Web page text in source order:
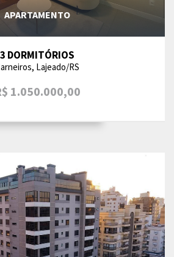
APARTAMENTO
3 DORMITÓRIOS
Lajeado/RS
1.050.000,00